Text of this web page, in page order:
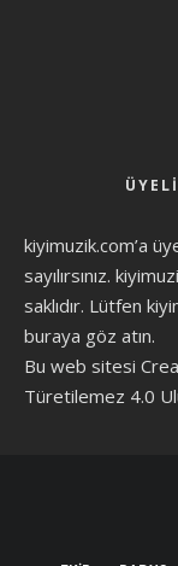
kiyimuzik.com’a
sayılırsınız.
saklıdır. Lütfen
buraya göz atın.
Bu web sitesi
Türetilemez 4.0